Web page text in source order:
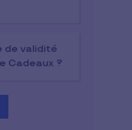
de validité
Cadeaux ?